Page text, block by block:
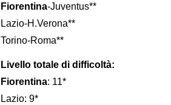
Fiorentina-Juventus**
Lazio-H.Verona**
Torino-Roma**
Livello totale di difficoltà:
Fiorentina: 11*
Lazio: 9*